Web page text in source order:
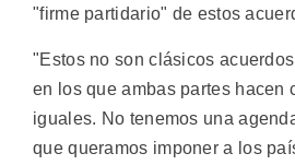
"firme partidario" de estos
"Estos no son clásicos
en los que ambas partes hacen
iguales. No tenemos una
que queramos imponer a los